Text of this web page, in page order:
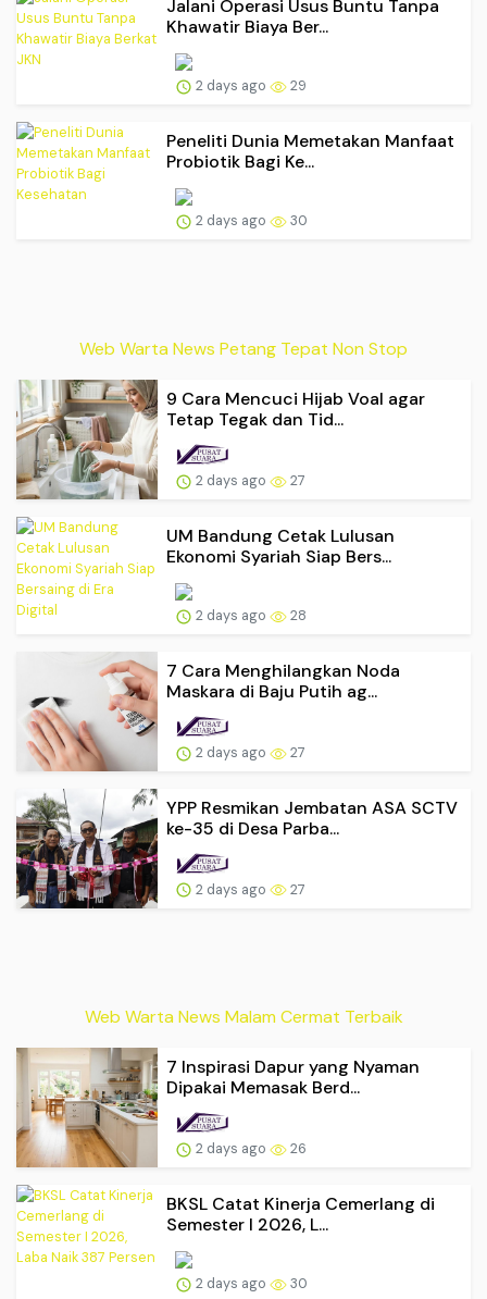
Jalani Operasi Usus Buntu Tanpa
Khawatir Biaya Ber...
2 days ago 29
Peneliti Dunia Memetakan Manfaat
Probiotik Bagi Ke...
2 days ago 30
Web Warta News Petang Tepat Non Stop
9 Cara Mencuci Hijab Voal agar
Tetap Tegak dan Tid...
2 days ago 27
UM Bandung Cetak Lulusan
Ekonomi Syariah Siap Bers...
2 days ago 28
7 Cara Menghilangkan Noda
Maskara di Baju Putih ag...
2 days ago 27
YPP Resmikan Jembatan ASA SCTV
ke-35 di Desa Parba...
2 days ago 27
Web Warta News Malam Cermat Terbaik
7 Inspirasi Dapur yang Nyaman
Dipakai Memasak Berd...
2 days ago 26
BKSL Catat Kinerja Cemerlang di
Semester I 2026, L...
2 days ago 30